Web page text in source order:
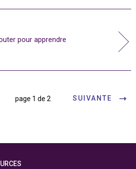
pour apprendre
page 1 de 2 SUIVANTE